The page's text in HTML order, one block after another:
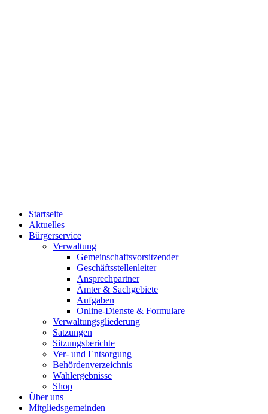
Startseite
Aktuelles
Bürgerservice
Verwaltung
Gemeinschaftsvorsitzender
Geschäftsstellenleiter
Ansprechpartner
Ämter & Sachgebiete
Aufgaben
Online-Dienste & Formulare
Verwaltungsgliederung
Satzungen
Sitzungsberichte
Ver- und Entsorgung
Behördenverzeichnis
Wahlergebnisse
Shop
Über uns
Mitgliedsgemeinden